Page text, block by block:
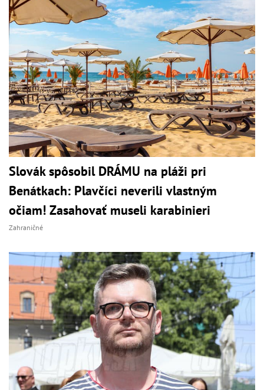
Slovák spôsobil DRÁMU na pláži pri
Benátkach: Plavčíci neverili vlastným
očiam! Zasahovať museli karabinieri
Zahraničné